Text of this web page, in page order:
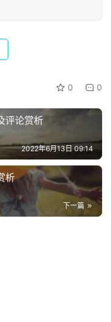
0 0
评论赏析
2022年6月13日 09:14
析
下一篇